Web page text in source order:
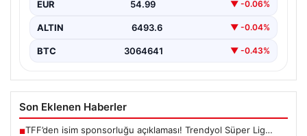
EUR 54.99 ▼ -0.06%
ALTIN 6493.6 ▼ -0.04%
BTC 3064641 ▼ -0.43%
Son Eklenen Haberler
■TFF’den isim sponsorluğu açıklaması! Trendyol Süper Lig…